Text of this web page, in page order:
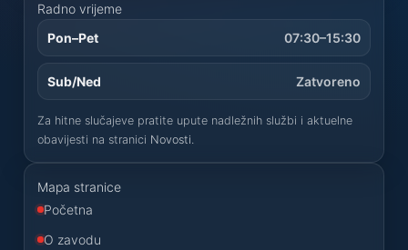
Radno vrijeme
Pon–Pet
07:30–15:30
Sub/Ned Zatvoreno
Za hitne slučajeve pratite upute nadležnih službi i aktuelne
obavijesti na stranici Novosti
Mapa stranice
Početna
O zavodu